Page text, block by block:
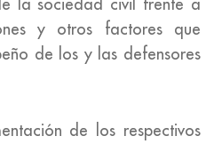
y otros factores que
de los y las defensores
de los respectivos